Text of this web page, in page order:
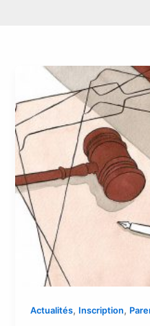
Actualités, Inscription,